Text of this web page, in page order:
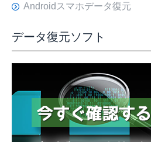
Androidスマホデータ復元
データ復元ソフト